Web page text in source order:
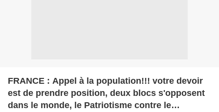
FRANCE : Appel à la population!!! votre devoir
est de prendre position, deux blocs s'opposent
dans le monde, le Patriotisme contre le